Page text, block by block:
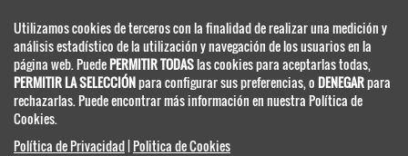
PROVENÇA, 108, BAJOS 2ª
08029 BARCELONA - ESPAÑA
www.separ.es
SECRETARIA TÉCNICA
Utilizamos cookies de terceros con la finalidad de realizar una medición y
análisis estadístico de la utilización y navegación de los usuarios en la
página web. PuedePERMITIR TODASlas cookies para aceptarlas todas,
PERMITIR LA SELECCIÓNpara configurar sus preferencias, o DENEGARpara
rechazarlas. Puede encontrar más información en nuestra Política de
Cookies.
Política de Privacidad|Politica de Cookies